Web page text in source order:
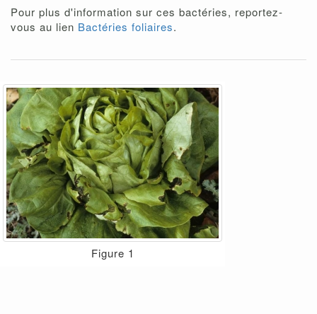
Pour plus d'information sur ces bactéries, reportez-
vous au lien Bactéries foliaires.
Figure 1